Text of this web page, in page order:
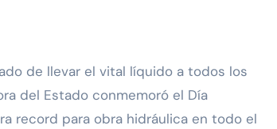
de llevar el vital líquido a todos los
del Estado conmemoró el Día
record para obra hidráulica en todo el